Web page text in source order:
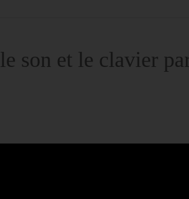
son et le clavier